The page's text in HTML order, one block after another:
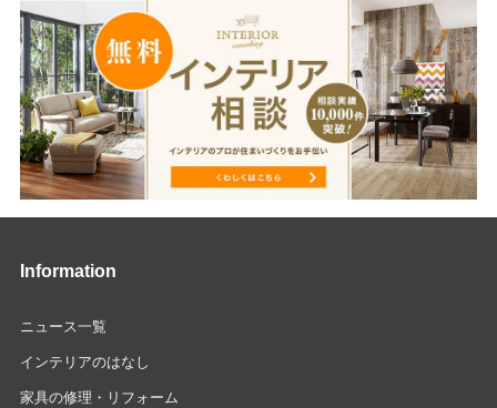
Information
ニュース一覧
インテリアのはなし
家具の修理・リフォーム